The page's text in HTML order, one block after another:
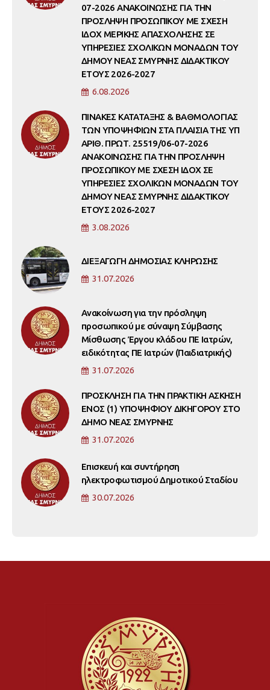
07-2026 ΑΝΑΚΟΙΝΩΣΗΣ ΓΙΑ ΤΗΝ
ΠΡΟΣΛΗΨΗ ΠΡΟΣΩΠΙΚΟΥ ΜΕ ΣΧΕΣΗ
ΙΔΟΧ ΜΕΡΙΚΗΣ ΑΠΑΣΧΟΛΗΣΗΣ ΣΕ
ΥΠΗΡΕΣΙΕΣ ΣΧΟΛΙΚΩΝ ΜΟΝΑΔΩΝ ΤΟΥ
ΔΗΜΟΥ ΝΕΑΣ ΣΜΥΡΝΗΣ ΔΙΔΑΚΤΙΚΟΥ
ΕΤΟΥΣ 2026-2027
6.08.2026
ΠΙΝΑΚΕΣ ΚΑΤΑΤΑΞΗΣ & ΒΑΘΜΟΛΟΓΙΑΣ
ΤΩΝ ΥΠΟΨΗΦΙΩΝ ΣΤΑ ΠΛΑΙΣΙΑ ΤΗΣ ΥΠ
ΑΡΙΘ. ΠΡΩΤ. 25519/06-07-2026
ΑΝΑΚΟΙΝΩΣΗΣ ΓΙΑ ΤΗΝ ΠΡΟΣΛΗΨΗ
ΠΡΟΣΩΠΙΚΟΥ ΜΕ ΣΧΕΣΗ ΙΔΟΧ ΣΕ
ΥΠΗΡΕΣΙΕΣ ΣΧΟΛΙΚΩΝ ΜΟΝΑΔΩΝ ΤΟΥ
ΔΗΜΟΥ ΝΕΑΣ ΣΜΥΡΝΗΣ ΔΙΔΑΚΤΙΚΟΥ
ΕΤΟΥΣ 2026-2027
3.08.2026
ΔΙΕΞΑΓΩΓΗ ΔΗΜΟΣΙΑΣ ΚΛΗΡΩΣΗΣ
31.07.2026
Ανακοίνωση για την πρόσληψη
προσωπικού με σύναψη Σύμβασης
Μίσθωσης Έργου κλάδου ΠΕ Ιατρών,
ειδικότητας ΠΕ Ιατρών (Παιδιατρικής)
31.07.2026
ΠΡΟΣΚΛΗΣΗ ΓΙΑ ΤΗΝ ΠΡΑΚΤΙΚΗ ΑΣΚΗΣΗ
ΕΝΟΣ (1) ΥΠΟΨΗΦΙΟΥ ΔΙΚΗΓΟΡΟΥ ΣΤΟ
ΔΗΜΟ ΝΕΑΣ ΣΜΥΡΝΗΣ
31.07.2026
Επισκευή και συντήρηση
ηλεκτροφωτισμού Δημοτικού Σταδίου
30.07.2026